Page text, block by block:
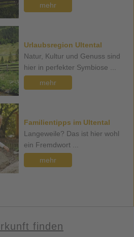
mehr
Urlaubsregion Ultental
Natur, Kultur und Genuss sind
hier in perfekter Symbiose ...
mehr
Familientipps im Ultental
Langeweile? Das ist hier wohl
ein Fremdwort ...
mehr
finden